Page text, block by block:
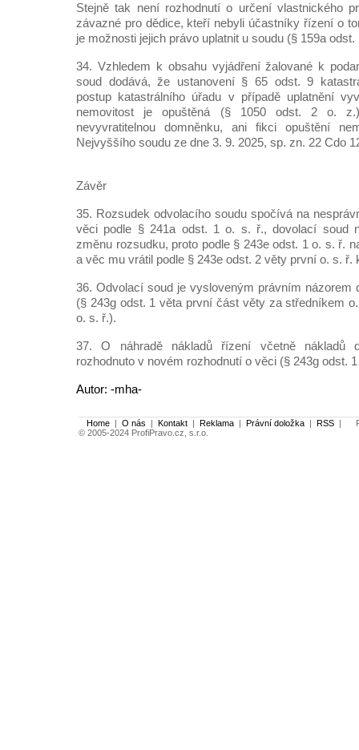
Stejně tak není rozhodnutí o určení vlastnického
závazné pro dědice, kteří nebyli účastníky řízení o
je možnosti jejich právo uplatnit u soudu (§ 159a odst.
34. Vzhledem k obsahu vyjádření žalované k
soud dodává, že ustanovení § 65 odst. 9
postup katastrálního úřadu v případě uplatnění
nemovitost je opuštěná (§ 1050 odst. 2 o.
nevyvratitelnou domněnku, ani fikci opuštění
Nejvyššího soudu ze dne 3. 9. 2025, sp. zn. 22 Cdo
Závěr
35. Rozsudek odvolacího soudu spočívá na
věci podle § 241a odst. 1 o. s. ř., dovolací soud
změnu rozsudku, proto podle § 243e odst. 1 o. s. ř.
a věc mu vrátil podle § 243e odst. 2 věty první o. s. ř.
36. Odvolací soud je vysloveným právním názorem
(§ 243g odst. 1 věta první část věty za středníkem
o. s. ř.).
37. O náhradě nákladů řízení včetně nákladů
rozhodnuto v novém rozhodnutí o věci (§ 243g odst.
Autor: -mha-
Home | O nás | Kontakt | Reklama | Právní doložka | RSS |
© 2005-2024 ProfiPravo.cz, s.r.o.